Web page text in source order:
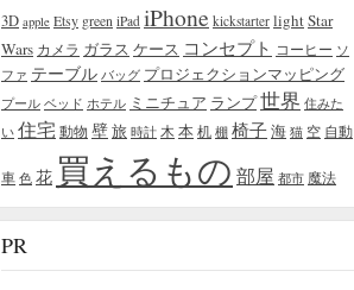
3D apple Etsy green iPad iPhone kickstarter lightStar
Wars カメラ ガラス ケース コンセプト コーヒー ソ
ファ テーブル バッグ プロジェクションマッピング
プール ベッド ホテル ミニチュア ランプ世界 住みた
い 住宅 動物 壁旅 時計 木 本机 棚 椅子海 猫 空 自動
車 色 花 買えるもの 部屋 都市 魔法
PR